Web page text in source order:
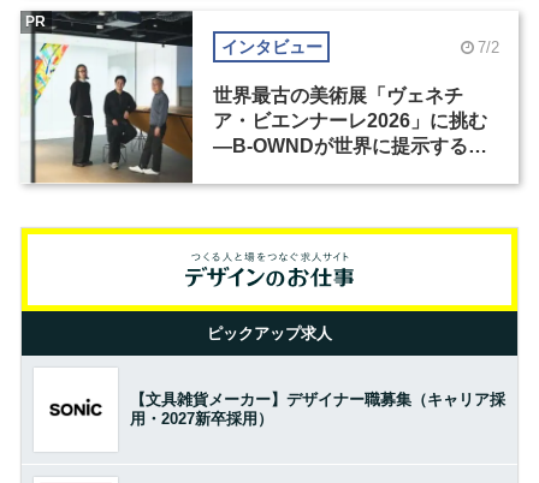
インタビュー 7/2
世界最古の美術展「ヴェネチ
ア・ビエンナーレ2026」に挑む
―B-OWNDが世界に提示する美
PR
ピックアップ求人
【文具雑貨メーカー】デザイナー職募集（キャリア採
用・2027新卒採用）